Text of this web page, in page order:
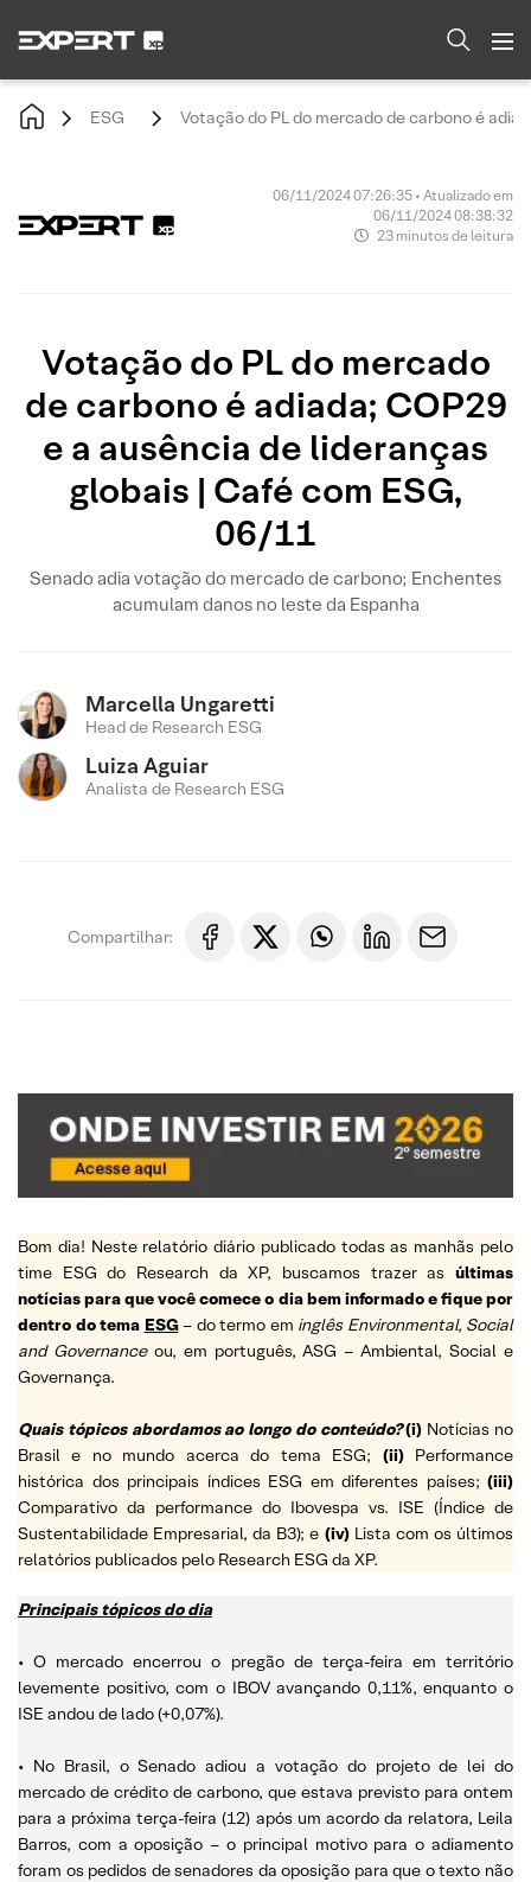
ESG Votação do PL do mercado de carbono é
06/11/2024 07:26:35 • Atualizado em
06/11/2024 08:38:32
23 minutos de leitura
Votação do PL do mercado
de carbono é adiada; COP29
e a ausência de lideranças
globais | Café com ESG,
06/11
Senado adia votação do mercado de carbono; Enchentes
acumulam danos no leste da Espanha
Marcella Ungaretti
Head de Research ESG
Luiza Aguiar
Analista de Research ESG
Compartilhar:
Bom dia! Neste relatório diário publicado todas as manhãs pelo
time ESG do Research da XP, buscamos trazer as últimas
notícias para que você comece o dia bem informado e fique por
dentro do tema ESG – do termo em inglês Environmental, Social
and Governance ou, em português, ASG – Ambiental, Social e
Governança.
Quais tópicos abordamos ao longo do conteúdo? (i) Notícias no
Brasil e no mundo acerca do tema ESG; (ii)Performance
histórica dos principais índices ESG em diferentes países; (iii)
Comparativo da performance do Ibovespa vs. ISE (Índice de
Sustentabilidade Empresarial, da B3); e (iv)Lista com os últimos
relatórios publicados pelo Research ESG da XP.
Principais tópicos do dia
• O mercado encerrou o pregão de terça-feira em território
levemente positivo, com o IBOV avançando 0,11%, enquanto o
ISE andou de lado (+0,07%).
• No Brasil, o Senado adiou a votação do projeto de lei do
mercado de crédito de carbono, que estava previsto para ontem
para a próxima terça-feira (12) após um acordo da relatora, Leila
Barros, com a oposição – o principal motivo para o adiamento
foram os pedidos de senadores da oposição para que o texto não